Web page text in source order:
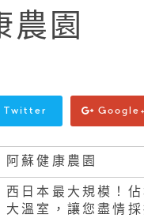
農園
Twitter Google+
阿蘇健康農園
西日本最大規模！
大溫室，讓您盡情採